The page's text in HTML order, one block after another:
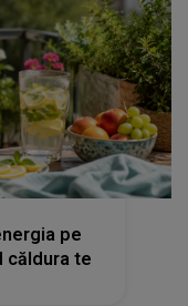
pe
căldura te